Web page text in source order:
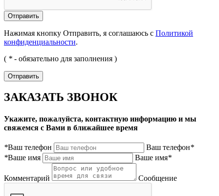
Нажимая кнопку Отправить, я соглашаюсь с Политикой
конфиденциальности.
( * - обязательно для заполнения )
ЗАКАЗАТЬ ЗВОНОК
Укажите, пожалуйста, контактную информацию и мы
свяжемся с Вами в ближайшее время
*Ваш телефон Ваш телефон*
*Ваше имя Ваше имя*
Комментарий Сообщение